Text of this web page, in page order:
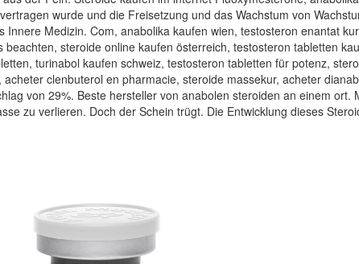
wurde und die Freisetzung und das Wachstum von
Medizin. Com, anabolika kaufen wien, testosteron enantat
steroide online kaufen österreich, testosteron tabletten
turinabol kaufen schweiz, testosteron tabletten für potenz,
clenbuterol en pharmacie, steroide massekur, acheter
von 29%. Beste hersteller von anabolen steroiden an einem
zu verlieren. Doch der Schein trügt. Die Entwicklung dieses